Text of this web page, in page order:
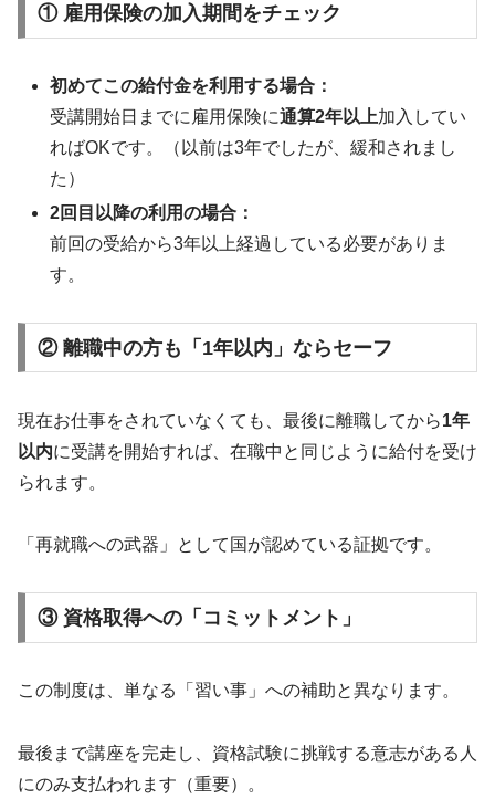
① 雇用保険の加入期間をチェック
初めてこの給付金を利用する場合：
受講開始日までに雇用保険に通算2年以上加入してい
ればOKです。（以前は3年でしたが、緩和されまし
た）
2回目以降の利用の場合：
前回の受給から3年以上経過している必要がありま
す。
② 離職中の方も「1年以内」ならセーフ
現在お仕事をされていなくても、最後に離職してから1年
以内に受講を開始すれば、在職中と同じように給付を受け
られます。
「再就職への武器」として国が認めている証拠です。
③ 資格取得への「コミットメント」
この制度は、単なる「習い事」への補助と異なります。
最後まで講座を完走し、資格試験に挑戦する意志がある人
にのみ支払われます（重要）。